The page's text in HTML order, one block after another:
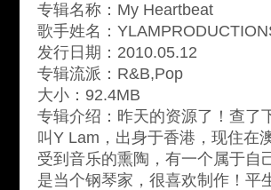
专辑名称：My Heartbeat
歌手姓名：
发行日期：2010.05.12
专辑流派：R&B,Pop
大小：92.4MB
专辑介绍：昨天的资源了！查了
叫Y Lam，出身于香港，现住在
受到音乐的熏陶，有一个属于自
是当个钢琴家，很喜欢制作！平